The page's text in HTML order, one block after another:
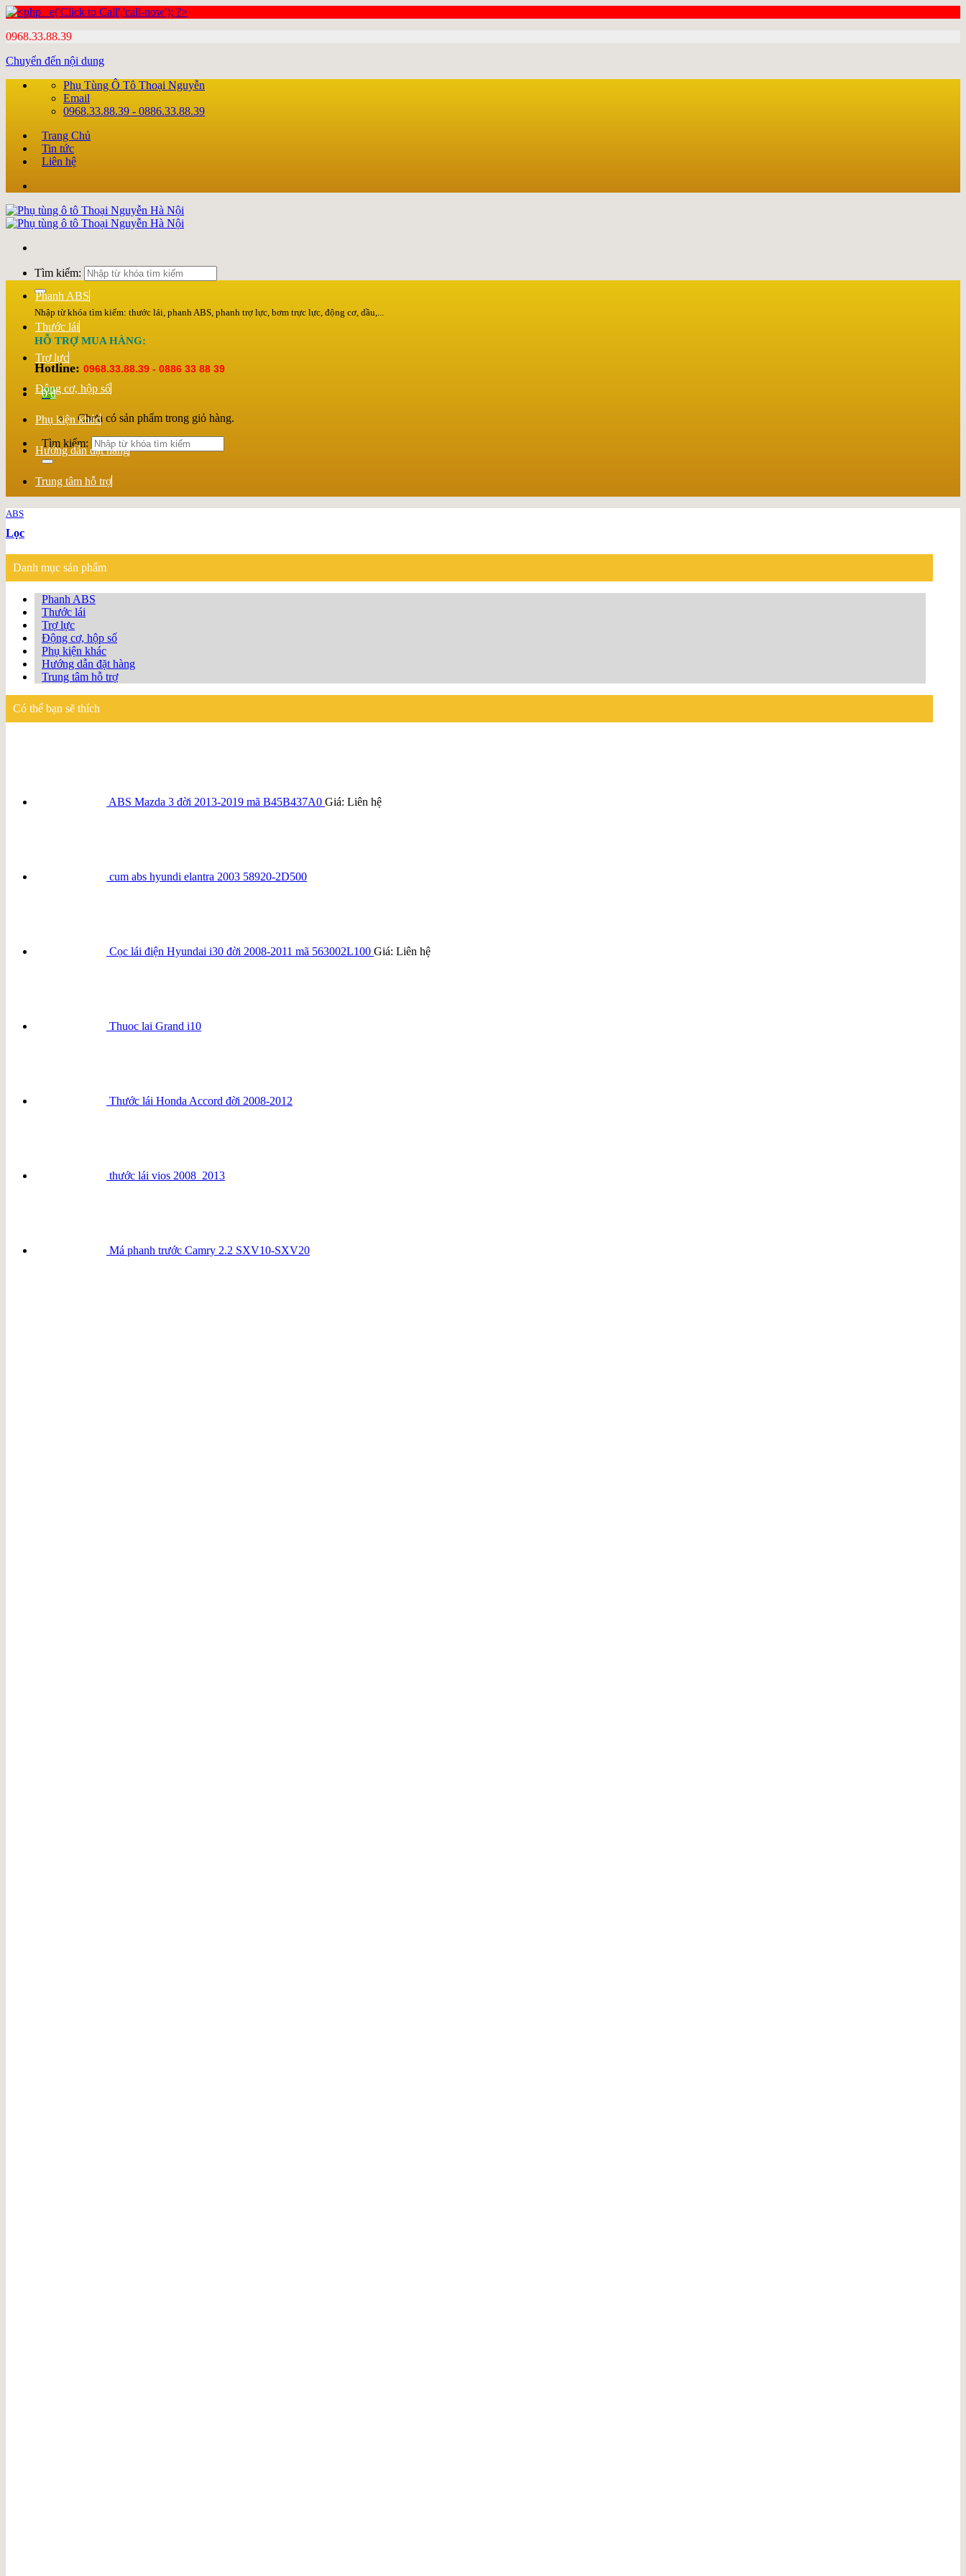
0968.33.88.39
Chuyển đến nội dung
Phụ Tùng Ô Tô Thoại Nguyễn
Email
0968.33.88.39 - 0886.33.88.39
Trang Chủ
Tin tức
Liên hệ
Tìm kiếm:
Nhập từ khóa tìm kiếm: thước lái, phanh ABS, phanh trợ lực, bơm trực lực, động cơ, dầu,...
HỖ TRỢ MUA HÀNG:
Hotline: 0968.33.88.39 - 0886 33 88 39
0₫
Chưa có sản phẩm trong giỏ hàng.
Tìm kiếm:
Phanh ABS
Thước lái
Trợ lực
Động cơ, hộp số
Phụ kiện khác
Hướng dẫn đặt hàng
Trung tâm hỗ trợ
ABS
Lọc
Danh mục sản phẩm
Phanh ABS
Thước lái
Trợ lực
Động cơ, hộp số
Phụ kiện khác
Hướng dẫn đặt hàng
Trung tâm hỗ trợ
Có thể bạn sẽ thích
ABS Mazda 3 đời 2013-2019 mã B45B437A0 Giá: Liên hệ
cum abs hyundi elantra 2003 58920-2D500
Cọc lái điện Hyundai i30 đời 2008-2011 mã 563002L100 Giá: Liên hệ
Thuoc lai Grand i10
Thước lái Honda Accord đời 2008-2012
thước lái vios 2008_2013
Má phanh trước Camry 2.2 SXV10-SXV20